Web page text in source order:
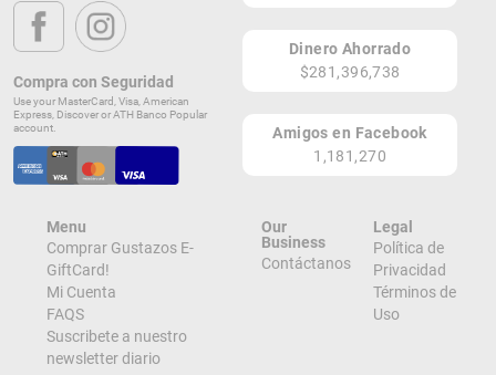
PR-181 (Km 63.3), Placita San Miguel
Trujillo Alto 00976
PR
Lugares de Redención
¡Ver todos en el Mapa!
PR-181 (Km 63.3), Placita San Miguel
¡Localizar en el Mapa!
Compra con Seguridad
Use your MasterCard, Visa, American
Express, Discover or ATH Banco Popular
account.
Dinero Ahorrado
$281,396,738
Amigos en Facebook
1,181,270
Menu
Comprar Gustazos E-
GiftCard!
Mi Cuenta
FAQS
Suscribete a nuestro
newsletter diario
Our
Business
Contáctanos
Legal
Política de
Privacidad
Términos de
Uso